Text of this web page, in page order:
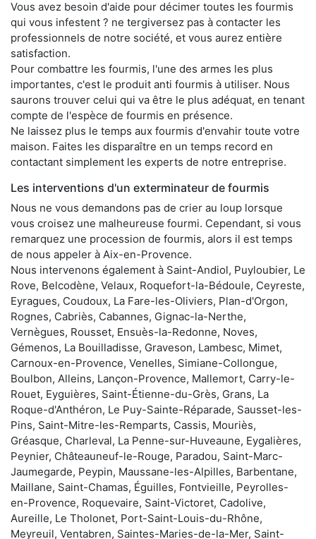
Vous avez besoin d'aide pour décimer toutes les fourmis
qui vous infestent ? ne tergiversez pas à contacter les
professionnels de notre société, et vous aurez entière
satisfaction.
Pour combattre les fourmis, l'une des armes les plus
importantes, c'est le produit anti fourmis à utiliser. Nous
saurons trouver celui qui va être le plus adéquat, en tenant
compte de l'espèce de fourmis en présence.
Ne laissez plus le temps aux fourmis d'envahir toute votre
maison. Faites les disparaître en un temps record en
contactant simplement les experts de notre entreprise.
Les interventions d'un exterminateur de fourmis
Nous ne vous demandons pas de crier au loup lorsque
vous croisez une malheureuse fourmi. Cependant, si vous
remarquez une procession de fourmis, alors il est temps
de nous appeler à Aix-en-Provence.
Nous intervenons également à Saint-Andiol, Puyloubier, Le
Rove, Belcodène, Velaux, Roquefort-la-Bédoule, Ceyreste,
Eyragues, Coudoux, La Fare-les-Oliviers, Plan-d'Orgon,
Rognes, Cabriès, Cabannes, Gignac-la-Nerthe,
Vernègues, Rousset, Ensuès-la-Redonne, Noves,
Gémenos, La Bouilladisse, Graveson, Lambesc, Mimet,
Carnoux-en-Provence, Venelles, Simiane-Collongue,
Boulbon, Alleins, Lançon-Provence, Mallemort, Carry-le-
Rouet, Eyguières, Saint-Étienne-du-Grès, Grans, La
Roque-d'Anthéron, Le Puy-Sainte-Réparade, Sausset-les-
Pins, Saint-Mitre-les-Remparts, Cassis, Mouriès,
Gréasque, Charleval, La Penne-sur-Huveaune, Eygalières,
Peynier, Châteauneuf-le-Rouge, Paradou, Saint-Marc-
Jaumegarde, Peypin, Maussane-les-Alpilles, Barbentane,
Maillane, Saint-Chamas, Éguilles, Fontvieille, Peyrolles-
en-Provence, Roquevaire, Saint-Victoret, Cadolive,
Aureille, Le Tholonet, Port-Saint-Louis-du-Rhône,
Meyreuil, Ventabren, Saintes-Maries-de-la-Mer, Saint-